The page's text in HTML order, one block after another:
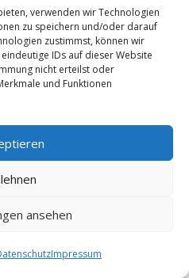
verwenden wir Technologien
zu speichern und/oder darauf
zustimmst, können wir
IDs auf dieser Website
nicht erteilst oder
und Funktionen
ansehen
Impressum
(1.37 km)
(1.37 km)
(1.49 km)
(2.51 km)